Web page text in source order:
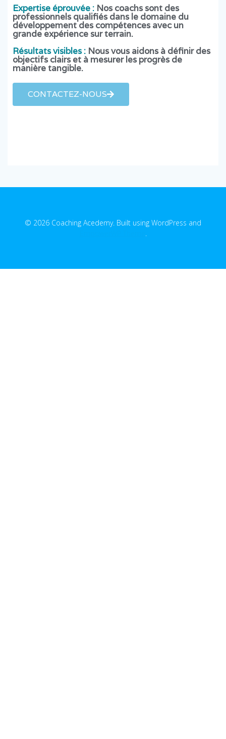
Expertise éprouvée : Nos coachs sont des
professionnels qualifiés dans le domaine du
développement des compétences avec un
grande expérience sur terrain.
Résultats visibles : Nous vous aidons à définir des
objectifs clairs et à mesurer les progrès de
manière tangible.
CONTACTEZ-NOUS
© 2026 Coaching Acedemy. Built using WordPress and
.